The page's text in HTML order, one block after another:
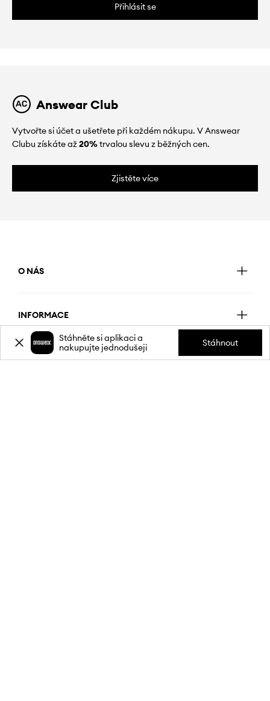
Přihlásit se
Answear Club
Vytvořte si účet a ušetřete při každém nákupu. V Answear
Clubu získáte až20%trvalou slevu z běžných cen.
Zjistěte více
O NÁS
INFORMACE
SLUŽBY ZÁKAZNÍKŮM
Stáhněte si aplikaci a
nakupujte jednodušeji
Stáhnout